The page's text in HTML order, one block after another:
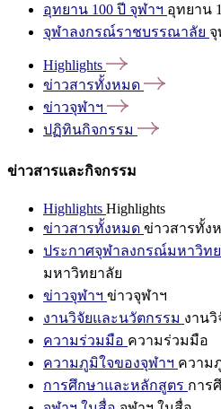
อุทยาน 100 ปี จุฬาฯ อุทยาน
จุฬาลงกรณ์ราชบรรณาลัย
Highlights
ข่าวสารทั้งหมด
ข่าวจุฬาฯ
ปฏิทินกิจกรรม
ข่าวสารและกิจกรรม
Highlights Highlights
ข่าวสารทั้งหมด ข่าวสารทั้ง
ประกาศจุฬาลงกรณ์มหาวิท
มหาวิทยาลัย
ข่าวจุฬาฯ ข่าวจุฬาฯ
งานวิจัยและนวัตกรรม งาน
ความร่วมมือ ความร่วมมือ
ความภูมิใจของจุฬาฯ ความ
การศึกษาและหลักสูตร การ